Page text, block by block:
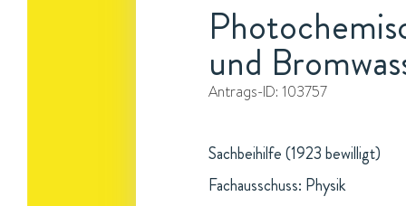
und
Antrags-ID: 103757
Sachbeihilfe (1923 bewilligt)
Fachausschuss: Physik